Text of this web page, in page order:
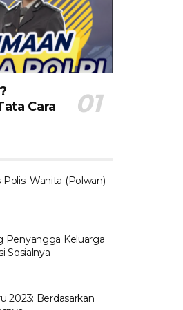
Cara
Wanita (Polwan)
Penyangga Keluarga
Sosialnya
2023: Berdasarkan